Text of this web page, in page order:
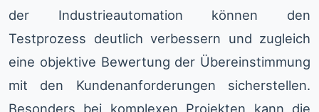
der Industrieautomation können den
Testprozess deutlich verbessern und zugleich
eine objektive Bewertung der Übereinstimmung
mit den Kundenanforderungen sicherstellen.
Besonders bei komplexen Projekten kann die